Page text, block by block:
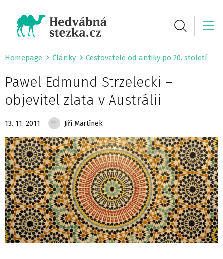
Homepage Články Cestovatelé od antiky po 20. století
Pawel Edmund Strzelecki –
objevitel zlata v Austrálii
13. 11. 2011 Jiří Martínek